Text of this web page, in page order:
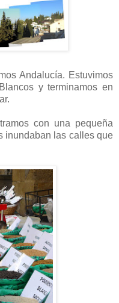
Andalucía. Estuvimos
y terminamos en
con una pequeña
inundaban las calles que